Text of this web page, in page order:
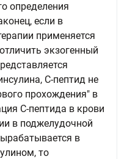
определения
если в
применяется
экзогенный
С-пептид не
прохождения" в
С-пептида в крови
в поджелудочной
в
то